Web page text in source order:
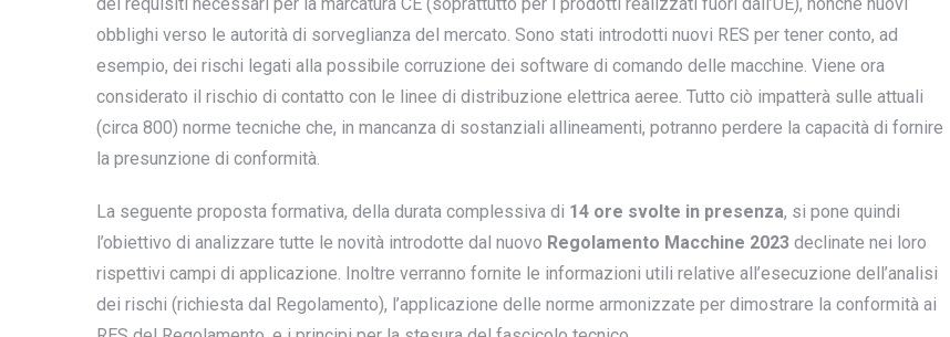
obblighi verso le autorità di sorveglianza del mercato. Sono stati introdotti nuovi RES per tener conto, ad
esempio, dei rischi legati alla possibile corruzione dei software di comando delle macchine. Viene ora
considerato il rischio di contatto con le linee di distribuzione elettrica aeree. Tutto ciò impatterà sulle attuali
(circa 800) norme tecniche che, in mancanza di sostanziali allineamenti, potranno perdere la capacità di fornire
la presunzione di conformità.
La seguente proposta formativa, della durata complessiva di 14 ore svolte in presenza, si pone quindi
l’obiettivo di analizzare tutte le novità introdotte dal nuovo Regolamento Macchine 2023 declinate nei loro
rispettivi campi di applicazione. Inoltre verranno fornite le informazioni utili relative all’esecuzione dell’analisi
dei rischi (richiesta dal Regolamento), l’applicazione delle norme armonizzate per dimostrare la conformità ai